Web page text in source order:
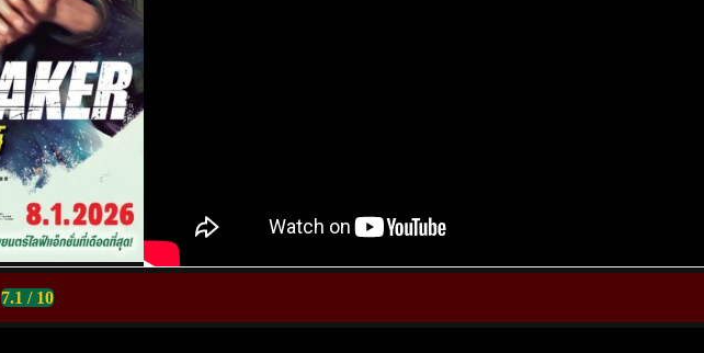
7.1 / 10